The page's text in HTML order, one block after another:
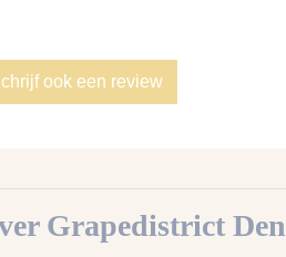
ook een review
Grapedistrict